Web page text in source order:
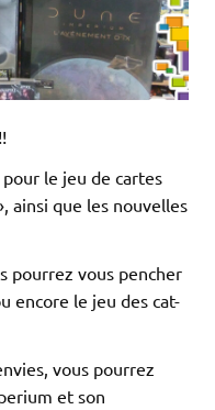
le jeu de cartes
ainsi que les nouvelles
pourrez vous pencher
encore le jeu des cat-
vous pourrez
et son